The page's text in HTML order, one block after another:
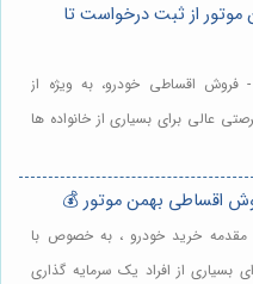
از ثبت درخواست تا
اقساطی خودرو، به ویژه از
عالی برای بسیاری از خانواده ها
اقساطی بهمن موتور 💰
خرید خودرو ، به خصوص با
بسیاری از افراد یک سرمایه گذاری